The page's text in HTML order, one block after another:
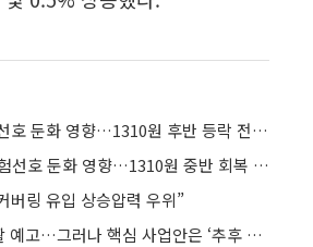
“달러 약세 속 위험선호 둔화 영향…1310원 후반 등락 전망”
“美 CPI 관망 속 위험선호 둔화 영향…1310원 중반 회복 시도 예상”
버링 유입 상승압력 우위”
싸이월드, 10월 부활 예고…그러나 핵심 사업안은 ‘추후 공개’